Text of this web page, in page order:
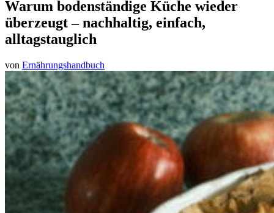
Warum bodenständige Küche wieder
überzeugt – nachhaltig, einfach,
alltagstauglich
von Ernährungshandbuch